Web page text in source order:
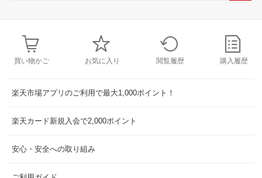
買い物かご お気に入り 閲覧履歴 購入履歴
楽天市場アプリのご利用で最大1,000ポイント！
楽天カード新規入会で2,000ポイント
安心・安全への取り組み